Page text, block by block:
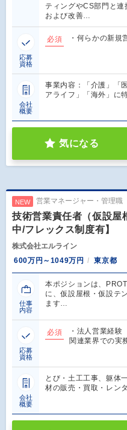
ティングやCS部門と
および改善…
応募
資格
必須 ・何らかの新規
会社
概要
事業内容：「介護」「
アライフ」「海外」に
気になる
NEW 営業マネージャー・管理職
技術営業責任者（仮設屋
中/フレックス制度有】
株式会社エルライン
600万円～1049万円
東京都
仕事
内容
本ポジションは、
に、仮設屋根・仮設テ
ます…
応募
資格
必須
・法人営業経験
関連業界での実
会社
概要
とび・土工工事、躯体
材の販売・買取・レン